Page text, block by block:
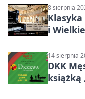
8 sierpnia
i
14 sierpnia
DKK
książką